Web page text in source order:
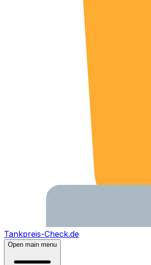
Tankpreis-Check.de
Open main menu